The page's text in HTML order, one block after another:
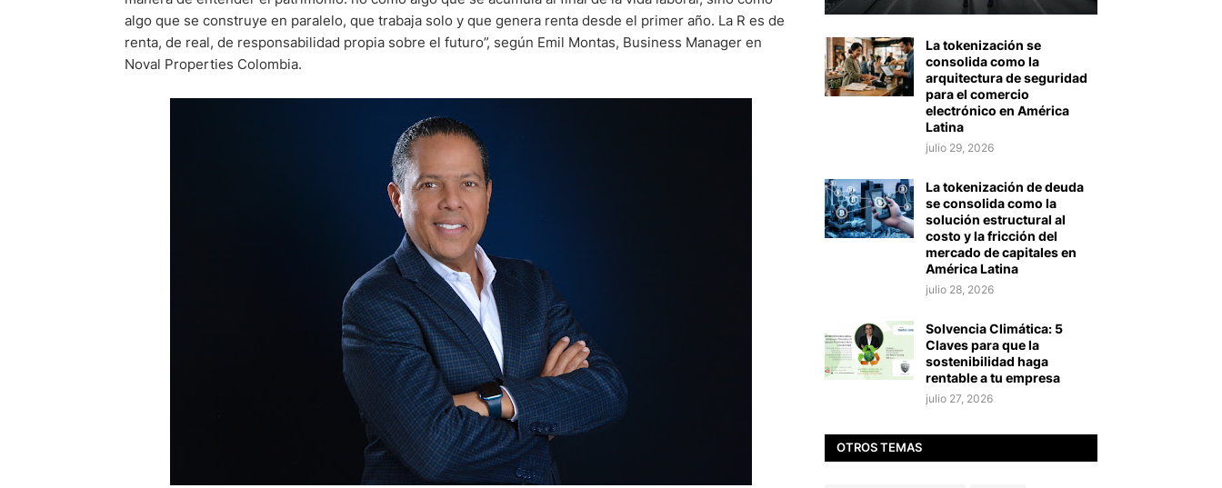
algo que se construye en paralelo, que trabaja solo y que genera renta desde el primer año. La R es de
renta, de real, de responsabilidad propia sobre el futuro”, según Emil Montas, Business Manager en
Noval Properties Colombia.
La tokenización se
consolida como la
arquitectura de seguridad
para el comercio
electrónico en América
Latina
julio 29, 2026
La tokenización de deuda
se consolida como la
solución estructural al
costo y la fricción del
mercado de capitales en
América Latina
julio 28, 2026
Solvencia Climática: 5
Claves para que la
sostenibilidad haga
rentable a tu empresa
julio 27, 2026
OTROS TEMAS